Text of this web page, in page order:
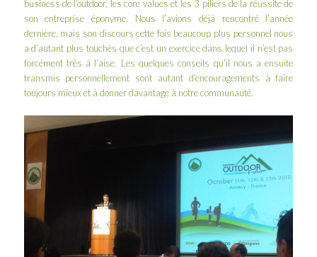
business de l’outdoor, les core values et les 3 piliers de la réussite de
son entreprise éponyme. Nous l’avions déjà rencontré l’année
dernière, mais son discours cette fois beaucoup plus personnel nous
a d’autant plus touchés que c’est un exercice dans lequel il n’est pas
forcément très à l’aise. Les quelques conseils qu’il nous a ensuite
transmis personnellement sont autant d’encouragements à faire
toujours mieux et à donner davantage à notre communauté.